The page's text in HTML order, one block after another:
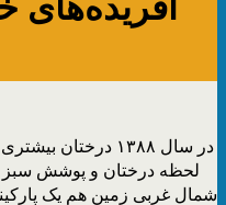
در سال ۱۳۸۸
لحظه درختان و پوشش